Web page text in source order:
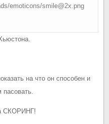
emoticons/smile@2x.png
на что он способен и
пасовать.
СКОРИНГ!